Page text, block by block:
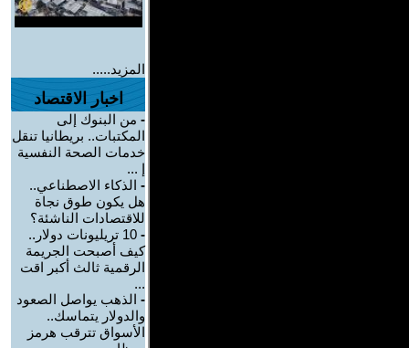
المزيد.....
اخبار الاقتصاد
- من البنوك إلى
المكتبات.. بريطانيا تنقل
خدمات الصحة النفسية
إ ...
- الذكاء الاصطناعي..
هل يكون طوق نجاة
للاقتصادات الناشئة؟
-
10 تريليونات دولار..
كيف أصبحت الجريمة
الرقمية ثالث أكبر اقت
...
- الذهب يواصل الصعود
والدولار يتماسك..
الأسواق تترقب هرمز